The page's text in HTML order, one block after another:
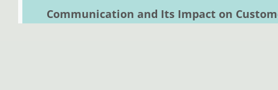
Communication and Its Impact on